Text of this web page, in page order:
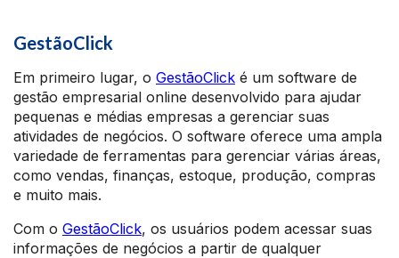
GestãoClick
Em primeiro lugar, o GestãoClick é um software de
gestão empresarial online desenvolvido para ajudar
pequenas e médias empresas a gerenciar suas
atividades de negócios. O software oferece uma ampla
variedade de ferramentas para gerenciar várias áreas,
como vendas, finanças, estoque, produção, compras
e muito mais.
Com o GestãoClick, os usuários podem acessar suas
informações de negócios a partir de qualquer